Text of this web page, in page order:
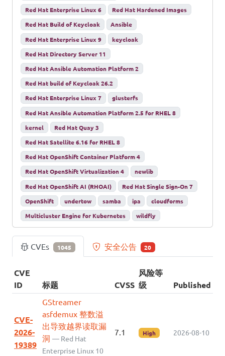
Red Hat Enterprise Linux 6
Red Hat Hardened Images
Red Hat Build of Keycloak
Ansible
Red Hat Enterprise Linux 9
keycloak
Red Hat Directory Server 11
Red Hat Ansible Automation Platform 2
Red Hat build of Keycloak 26.2
Red Hat Enterprise Linux 7
glusterfs
Red Hat Ansible Automation Platform 2.5 for RHEL 8
kernel
Red Hat Quay 3
Red Hat Satellite 6.16 for RHEL 8
Red Hat OpenShift Container Platform 4
Red Hat OpenShift Virtualization 4
newlib
Red Hat OpenShift AI (RHOAI)
Red Hat Single Sign-On 7
OpenShift
undertow samba ipa
cloudforms
Multicluster Engine for Kubernetes
wildfly
CVEs 1045 安全公告 20
CVE
ID
标题 CVSS
风险等
级
Published
CVE-
2026-
19389
GStreamer
asfdemux 整数溢
出导致越界读取漏
洞 — Red Hat
Enterprise Linux 10
7.1 High 2026-08-10